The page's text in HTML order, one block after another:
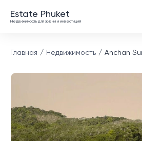
Estate Phuket
Недвижимость для жизни и инвестиций
Главная Недвижимость Anchan